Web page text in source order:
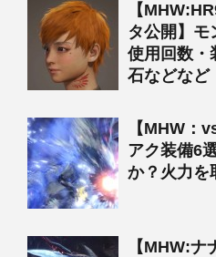
【
タ公開】モ
使用回数・
石などなど
【MHW：
アク装備6
か？火力を
【MHW: